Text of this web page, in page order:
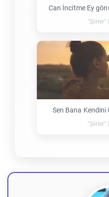
Can İncitme Ey
"Şiirler"
Sen Bana Kendini
"Şiirler"